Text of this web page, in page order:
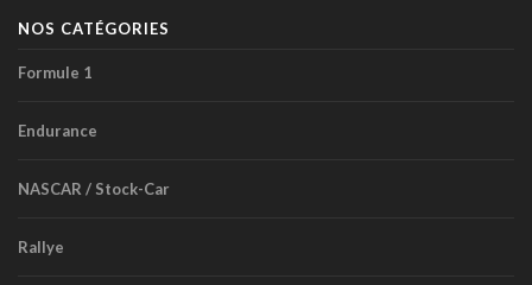
NOS CATÉGORIES
Formule 1
Endurance
NASCAR / Stock-Car
Rallye